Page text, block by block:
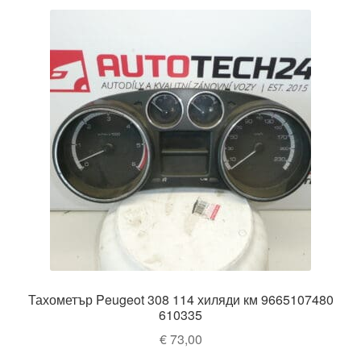
Тахометър Peugeot 308 114 хиляди км 9665107480
610335
€73,00